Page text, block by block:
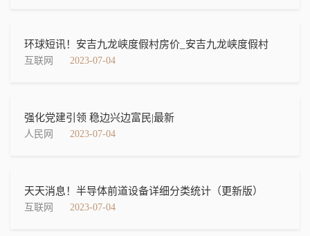
环球短讯！安吉九龙峡度假村房价_安吉九龙峡度假村
互联网 2023-07-04
强化党建引领 稳边兴边富民|最新
人民网 2023-07-04
天天消息！半导体前道设备详细分类统计（更新版）
互联网 2023-07-04